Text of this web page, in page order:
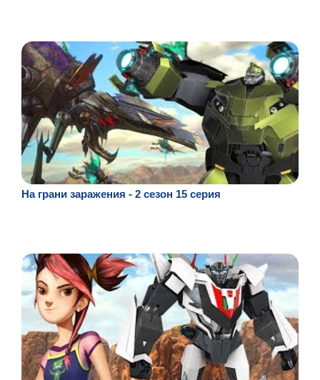
На грани заражения - 2 сезон 15 серия